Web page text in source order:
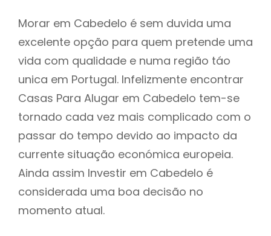
Morar em Cabedelo é sem duvida uma
excelente opção para quem pretende uma
vida com qualidade e numa região táo
unica em Portugal. Infelizmente encontrar
Casas Para Alugar em Cabedelo tem-se
tornado cada vez mais complicado com o
passar do tempo devido ao impacto da
currente situação económica europeia.
Ainda assim Investir em Cabedelo é
considerada uma boa decisão no
momento atual.